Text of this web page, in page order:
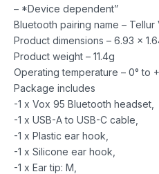
– *Device dependent”
Bluetooth pairing name – Tellur
Product dimensions – 6.93 x
Product weight – 11.4g
Operating temperature – 0° to
Package includes
-1 x Vox 95 Bluetooth headset,
-1 x USB-A to USB-C cable,
-1 x Plastic ear hook,
-1 x Silicone ear hook,
-1 x Ear tip: M,